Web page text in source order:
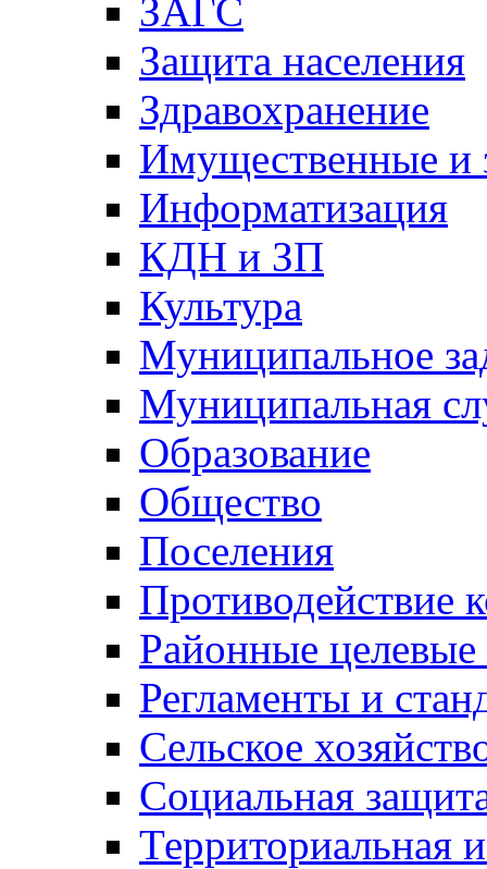
ЗАГС
Защита населения
Здравохранение
Имущественные и
Информатизация
КДН и ЗП
Культура
Муниципальное
Муниципальная
Образование
Общество
Поселения
Противодействие
Районные
Регламенты и
Сельское
Социальная
Территориальная